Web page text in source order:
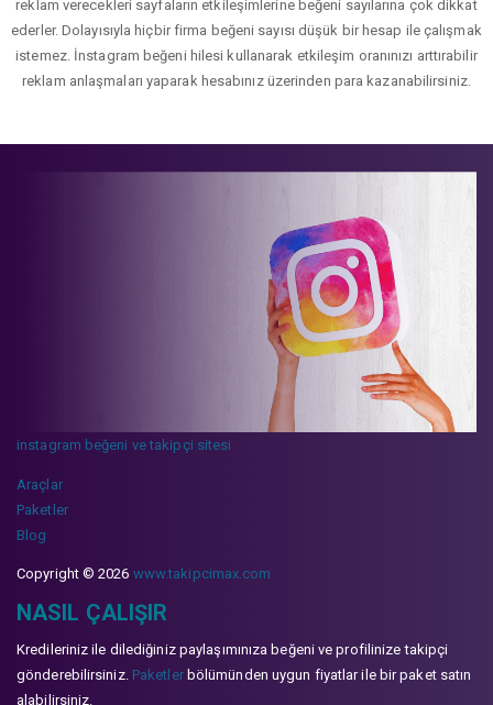
reklam verecekleri sayfaların etkileşimlerine beğeni sayılarına çok dikkat
ederler. Dolayısıyla hiçbir firma beğeni sayısı düşük bir hesap ile çalışmak
istemez. İnstagram beğeni hilesi kullanarak etkileşim oranınızı arttırabilir
reklam anlaşmaları yaparak hesabınız üzerinden para kazanabilirsiniz.
instagram beğeni ve takipçi sitesi
Araçlar
Paketler
Blog
Copyright © 2026 www.takipcimax.com
NASIL ÇALIŞIR
Kredileriniz ile dilediğiniz paylaşımınıza beğeni ve profilinize takipçi
gönderebilirsiniz. Paketlerbölümünden uygun fiyatlar ile bir paket satın
alabilirsiniz.